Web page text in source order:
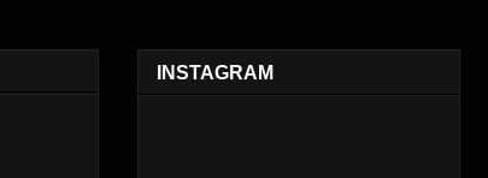
INSTAGRAM